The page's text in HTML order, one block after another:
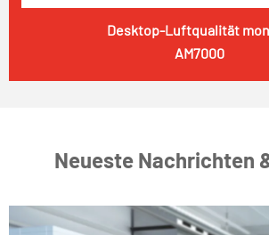
Desktop-Luftqualität
AM7000
Neueste Nachrichten